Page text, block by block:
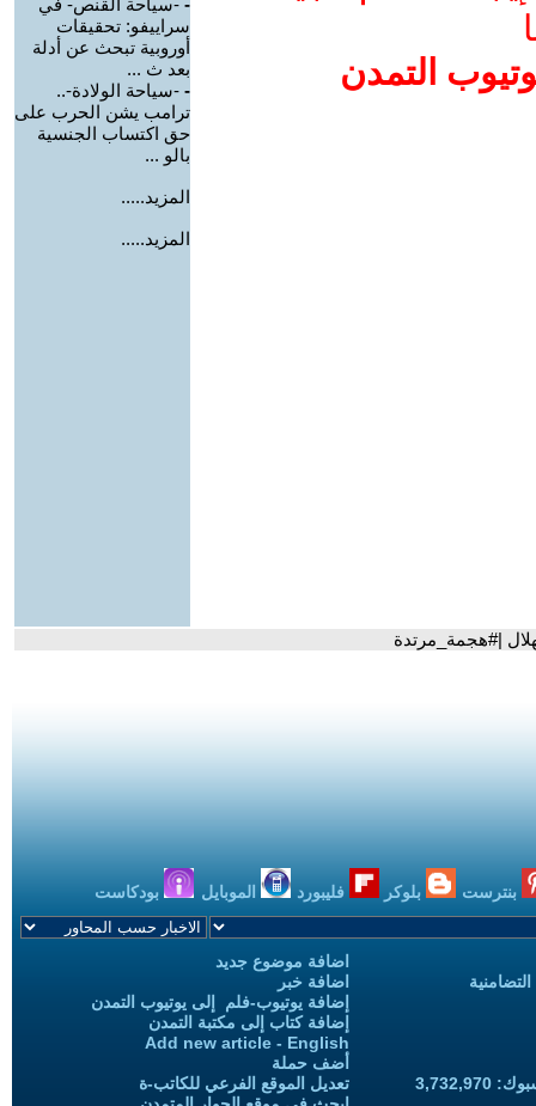
التمدن
- -سياحة القنص- في
سراييفو: تحقيقات
أوروبية تبحث عن أدلة
بعد ث ...
- -سياحة الولادة-..
ترامب يشن الحرب على
حق اكتساب الجنسية
بالو ...
المزيد.....
المزيد.....
|#هجمة_مرتدة
بنترست بلوكر فليبورد الموبايل بودكاست
اضافة موضوع جديد
اضافة خبر
إضافة يوتيوب-فلم إلى يوتيوب التمدن
إضافة كتاب إلى مكتبة التمدن
Add new article - English
أضف حملة
تعديل الموقع الفرعي للكاتب-ة